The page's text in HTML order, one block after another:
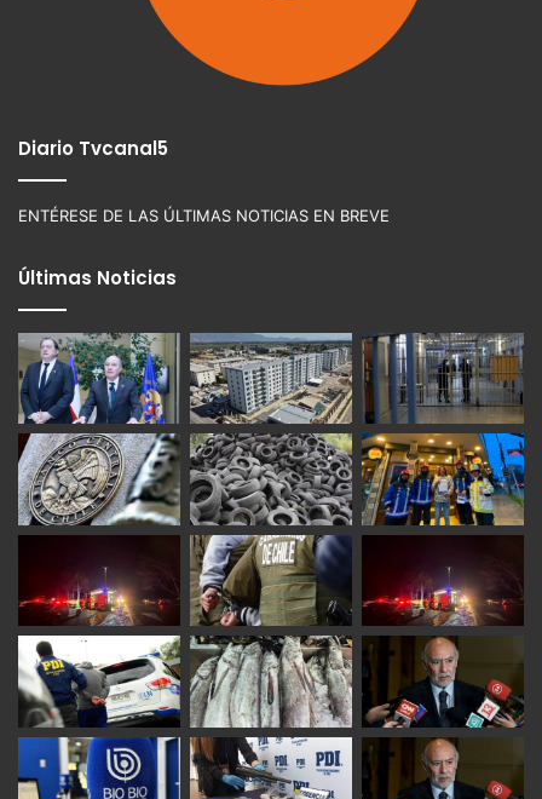
Diario Tvcanal5
ENTÉRESE DE LAS ÚLTIMAS NOTICIAS EN BREVE
Últimas Noticias